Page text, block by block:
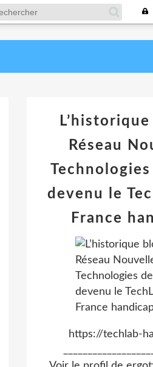
Réseau
Technologies
devenu le
France
https://techlab-